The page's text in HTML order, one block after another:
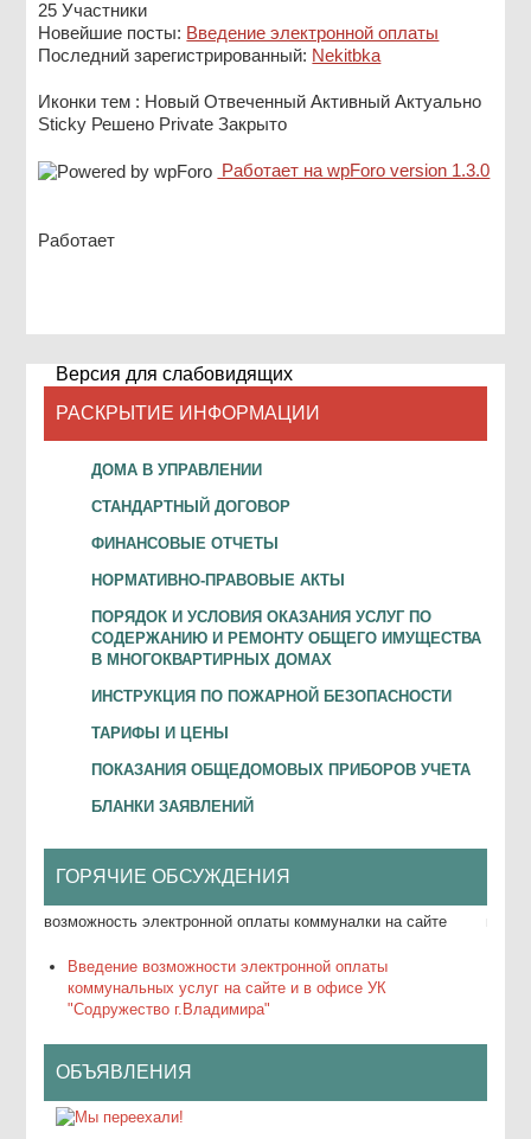
25 Участники
Новейшие посты: Введение электронной оплаты
Последний зарегистрированный: Nekitbka
Иконки тем : Новый Отвеченный Активный Актуально
Sticky Решено Private Закрыто
Работает на wpForo version 1.3.0
Работает
Версия для слабовидящих
РАСКРЫТИЕ ИНФОРМАЦИИ
ДОМА В УПРАВЛЕНИИ
СТАНДАРТНЫЙ ДОГОВОР
ФИНАНСОВЫЕ ОТЧЕТЫ
НОРМАТИВНО-ПРАВОВЫЕ АКТЫ
ПОРЯДОК И УСЛОВИЯ ОКАЗАНИЯ УСЛУГ ПО
СОДЕРЖАНИЮ И РЕМОНТУ ОБЩЕГО ИМУЩЕСТВА
В МНОГОКВАРТИРНЫХ ДОМАХ
ИНСТРУКЦИЯ ПО ПОЖАРНОЙ БЕЗОПАСНОСТИ
ТАРИФЫ И ЦЕНЫ
ПОКАЗАНИЯ ОБЩЕДОМОВЫХ ПРИБОРОВ УЧЕТА
БЛАНКИ ЗАЯВЛЕНИЙ
ГОРЯЧИЕ ОБСУЖДЕНИЯ
возможность электронной оплаты коммуналки на сайте
Введение возможности электронной оплаты
коммунальных услуг на сайте и в офисе УК
"Содружество г.Владимира"
ОБЪЯВЛЕНИЯ